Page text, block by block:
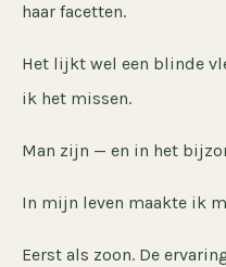
haar facetten.
Het lijkt wel een blinde
ik het missen.
Man zijn — en in het
In mijn leven maakte ik
Eerst als zoon. De